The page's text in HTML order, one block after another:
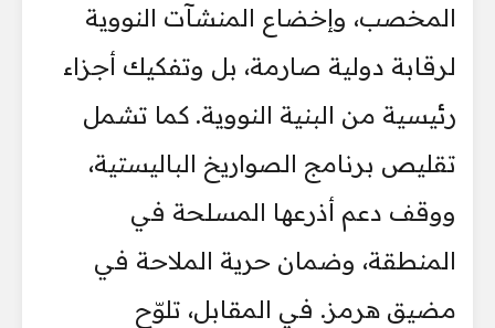
المخصب، وإخضاع المنشآت النووية
لرقابة دولية صارمة، بل وتفكيك أجزاء
رئيسية من البنية النووية. كما تشمل
تقليص برنامج الصواريخ الباليستية،
ووقف دعم أذرعها المسلحة في
المنطقة، وضمان حرية الملاحة في
مضيق هرمز. في المقابل، تلوّح